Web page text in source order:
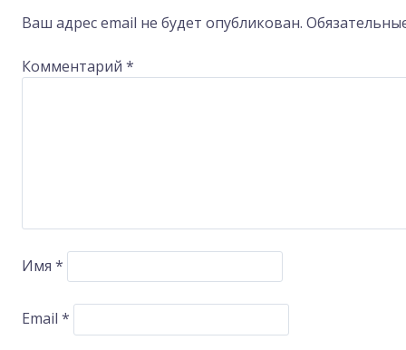
navigation
Ваш адрес email не будет опубликован.
Комментарий *
Имя *
Email *